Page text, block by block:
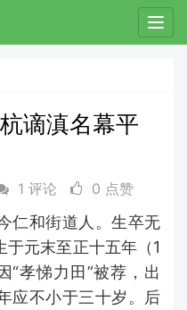
T
o
g
a
i
o
谪滇名幕平
1 评论 0 点赞
仁和街道人。生卒无
元末至正十五年（1
“孝悌力田”被荐，出
应不小于三十岁。后